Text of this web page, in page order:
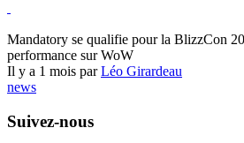
Mandatory se qualifie pour la BlizzCon
performance sur WoW
Il y a 1 mois parLéo Girardeau
news
Suivez-nous